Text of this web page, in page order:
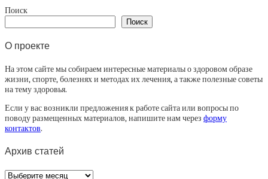
Поиск
Поиск
О проекте
На этом сайте мы собираем интересные материалы о здоровом образе
жизни, спорте, болезнях и методах их лечения, а также полезные советы
на тему здоровья.
Если у вас возникли предложения к работе сайта или вопросы по
поводу размещенных материалов, напишите нам через форму
контактов.
Архив статей
Архив